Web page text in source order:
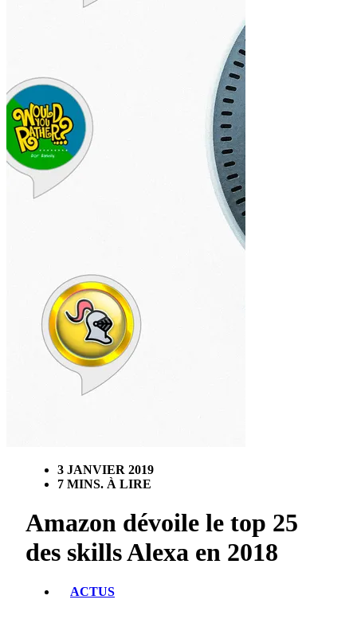
3 JANVIER 2019
7 MINS. À LIRE
Amazon dévoile le top 25
des skills Alexa en 2018
ACTUS